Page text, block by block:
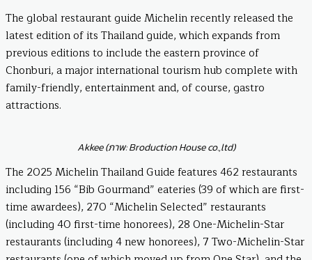
The global restaurant guide Michelin recently released the
latest edition of its Thailand guide, which expands from
previous editions to include the eastern province of
Chonburi, a major international tourism hub complete with
family-friendly, entertainment and, of course, gastro
attractions.
Akkee (ภาพ: Broduction House co.,ltd)
The 2025 Michelin Thailand Guide features 462 restaurants
including 156 “Bib Gourmand” eateries (39 of which are first-
time awardees), 270 “Michelin Selected” restaurants
(including 40 first-time honorees), 28 One-Michelin-Star
restaurants (including 4 new honorees), 7 Two-Michelin-Star